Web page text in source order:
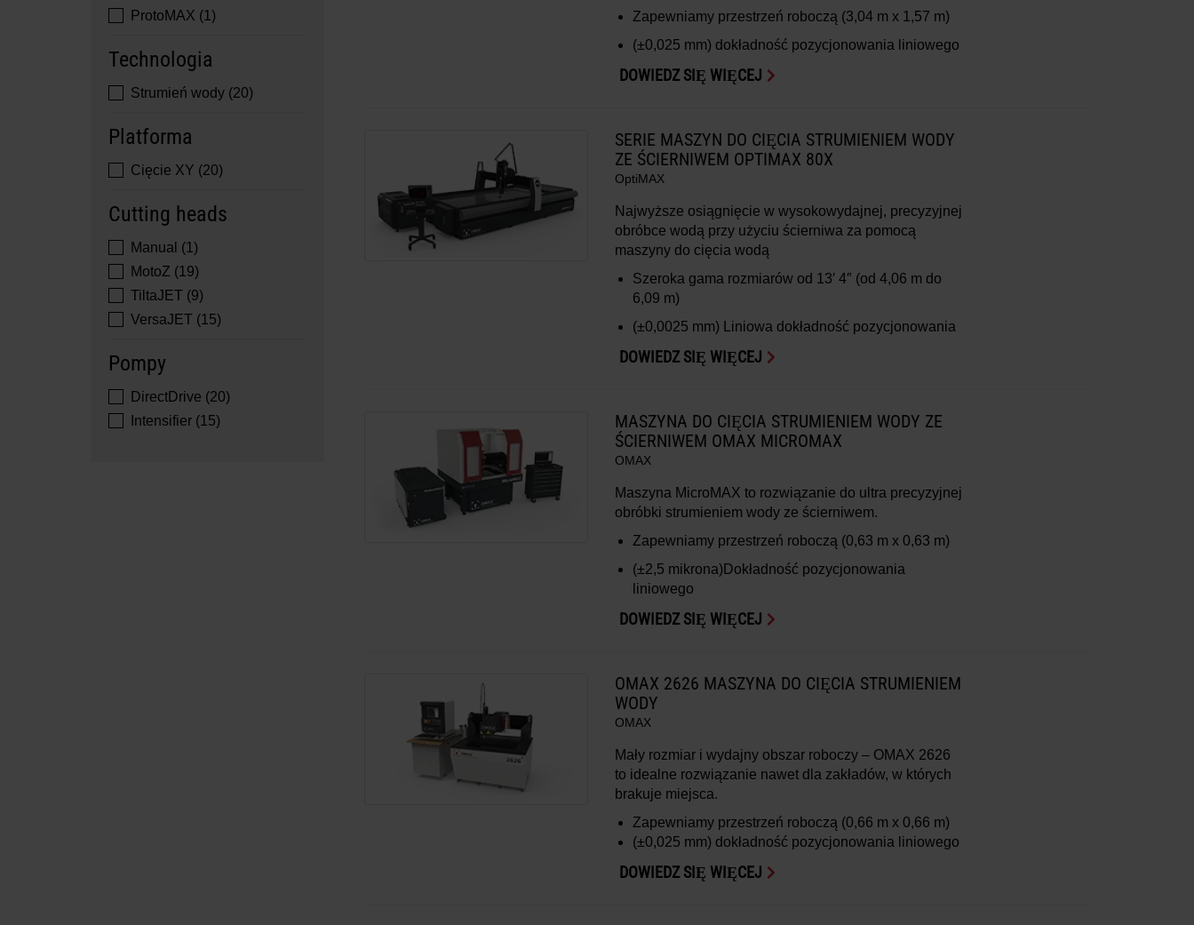
Zapewniamy przestrzeń roboczą (3,04 m x 1,57 m)
(±0,025 mm) dokładność pozycjonowania liniowego
DOWIEDZ SIĘ WIĘCEJ
SERIE MASZYN DO CIĘCIA STRUMIENIEM WODY
ZE ŚCIERNIWEM OPTIMAX 80X
OptiMAX
Najwyższe osiągnięcie w wysokowydajnej, precyzyjnej
obróbce wodą przy użyciu ścierniwa za pomocą
maszyny do cięcia wodą
Szeroka gama rozmiarów od 13′ 4″ (od 4,06 m do
6,09 m)
(±0,0025 mm) Liniowa dokładność pozycjonowania
DOWIEDZ SIĘ WIĘCEJ
MASZYNA DO CIĘCIA STRUMIENIEM WODY ZE
ŚCIERNIWEM OMAX MICROMAX
OMAX
Maszyna MicroMAX to rozwiązanie do ultra precyzyjnej
obróbki strumieniem wody ze ścierniwem.
Zapewniamy przestrzeń roboczą (0,63 m x 0,63 m)
(±2,5 mikrona) Dokładność pozycjonowania
liniowego
DOWIEDZ SIĘ WIĘCEJ
OMAX 2626 MASZYNA DO CIĘCIA STRUMIENIEM
WODY
OMAX
Mały rozmiar i wydajny obszar roboczy – OMAX 2626
to idealne rozwiązanie nawet dla zakładów, w których
brakuje miejsca.
Zapewniamy przestrzeń roboczą (0,66 m x 0,66 m)
(±0,025 mm) dokładność pozycjonowania liniowego
DOWIEDZ SIĘ WIĘCEJ
ProtoMAX (1)
Technologia
Strumień wody (20)
Platforma
Cięcie XY (20)
Cutting heads
Manual (1)
MotoZ (19)
TiltaJET (9)
VersaJET (15)
Pompy
DirectDrive (20)
Intensifier (15)